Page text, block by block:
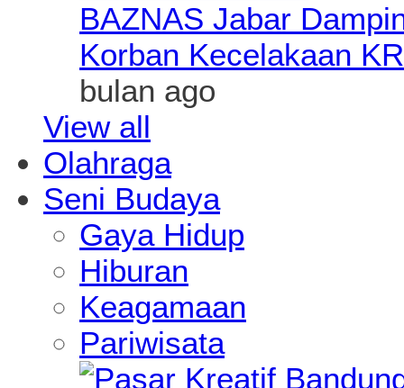
BAZNAS Jabar
Korban Kecelakaan
bulan ago
View all
Olahraga
Seni Budaya
Gaya Hidup
Hiburan
Keagamaan
Pariwisata